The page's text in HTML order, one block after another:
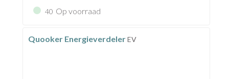
40 Op voorraad
Quooker EnergieverdelerEV